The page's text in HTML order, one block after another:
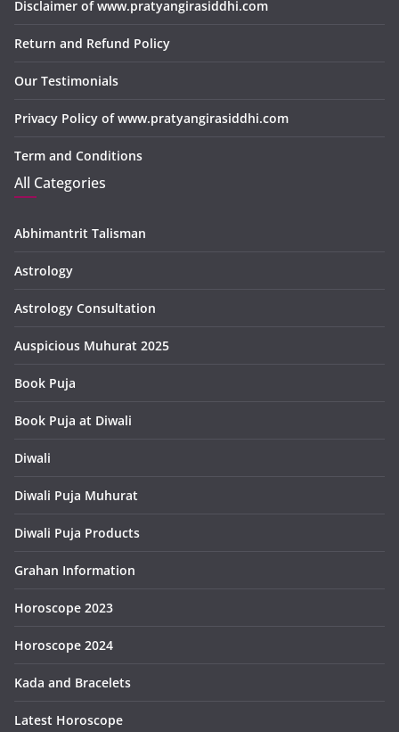
Disclaimer of www.pratyangirasiddhi.com
Return and Refund Policy
Our Testimonials
Privacy Policy of www.pratyangirasiddhi.com
Term and Conditions
All Categories
Abhimantrit Talisman
Astrology
Astrology Consultation
Auspicious Muhurat 2025
Book Puja
Book Puja at Diwali
Diwali
Diwali Puja Muhurat
Diwali Puja Products
Grahan Information
Horoscope 2023
Horoscope 2024
Kada and Bracelets
Latest Horoscope